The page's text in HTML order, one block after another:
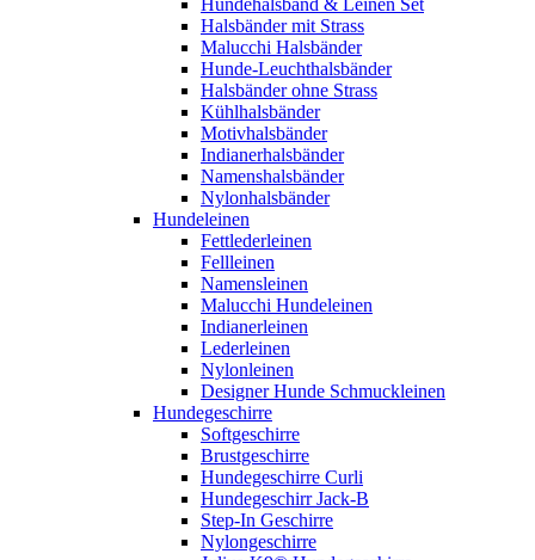
Hundehalsband & Leinen Set
Halsbänder mit Strass
Malucchi Halsbänder
Hunde-Leuchthalsbänder
Halsbänder ohne Strass
Kühlhalsbänder
Motivhalsbänder
Indianerhalsbänder
Namenshalsbänder
Nylonhalsbänder
Hundeleinen
Fettlederleinen
Fellleinen
Namensleinen
Malucchi Hundeleinen
Indianerleinen
Lederleinen
Nylonleinen
Designer Hunde Schmuckleinen
Hundegeschirre
Softgeschirre
Brustgeschirre
Hundegeschirre Curli
Hundegeschirr Jack-B
Step-In Geschirre
Nylongeschirre